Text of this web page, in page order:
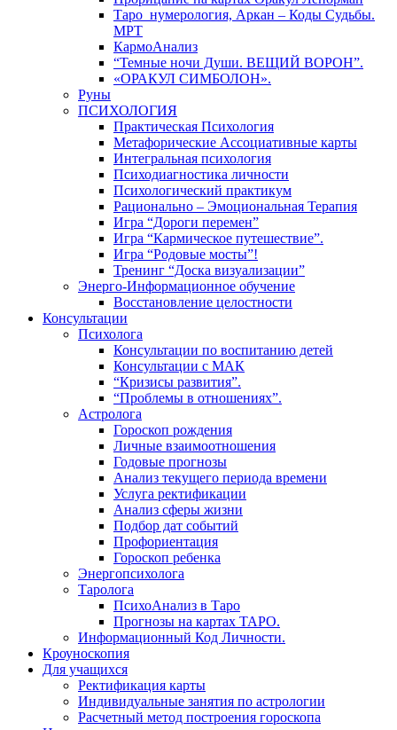
Таро_нумерология, Аркан – Коды Судьбы.
МРТ
КармоАнализ
“Темные ночи Души. ВЕЩИЙ ВОРОН”.
«ОРАКУЛ СИМБОЛОН».
Руны
ПСИХОЛОГИЯ
Практическая Психология
Метафорические Ассоциативные карты
Интегральная психология
Психодиагностика личности
Психологический практикум
Рационально – Эмоциональная Терапия
Игра “Дороги перемен”
Игра “Кармическое путешествие”.
Игра “Родовые мосты”!
Тренинг “Доска визуализации”
Энерго-Информационное обучение
Восстановление целостности
Консультации
Психолога
Консультации по воспитанию детей
Консультации с МАК
“Кризисы развития”.
“Проблемы в отношениях”.
Астролога
Гороскоп рождения
Личные взаимоотношения
Годовые прогнозы
Анализ текущего периода времени
Услуга ректификации
Анализ сферы жизни
Подбор дат событий
Профориентация
Гороскоп ребенка
Энергопсихолога
Таролога
ПсихоАнализ в Таро
Прогнозы на картах ТАРО.
Информационный Код Личности.
Кроуноскопия
Для учащихся
Ректификация карты
Индивидуальные занятия по астрологии
Расчетный метод построения гороскопа